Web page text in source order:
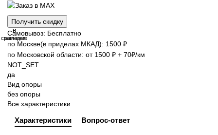
Получить скидку
В
закладки
В
сравнение
Самовывоз: Бесплатно
по Москве(в приделах МКАД): 1500 ₽
по Московской области: от 1500 ₽ + 70₽/км
NOT_SET
да
Вид опоры
без опоры
Все характеристики
Характеристики Вопрос-ответ